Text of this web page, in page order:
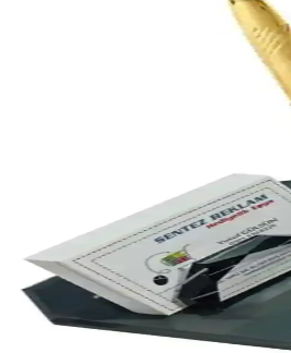
UğurHome'un 15x15 cm etamin
Emtory Home Dekoratif
Beş adet bej renkli, el işçiliği dantelli
Prozenis Titan 14 Parça Siyah
Prozenis Titan 14 Parça Siyah Deri
Halk Kitabevi 2026 Masa
Halk Kitabevi'nin 2026 masa takvimi,
Düğün ve Özel Günler İçin